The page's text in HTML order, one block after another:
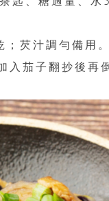
芡汁調勻備用。
茄子翻抄後再